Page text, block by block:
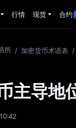
行情 现货 合约
所 / 加密货币术语表 /
主导地